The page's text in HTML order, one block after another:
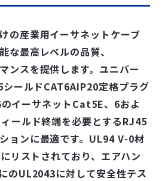
の産業用イーサネットケーブ
な最高レベルの品質、
ンスを提供します。ユニバー
ールドCAT6AIP20定格プラグ
イーサネットCat5E、6およ
ールド終端を必要とするRJ45
ョンに最適です。UL94 V-0材
リストされており、エアハン
のUL2043に対して安全性テス